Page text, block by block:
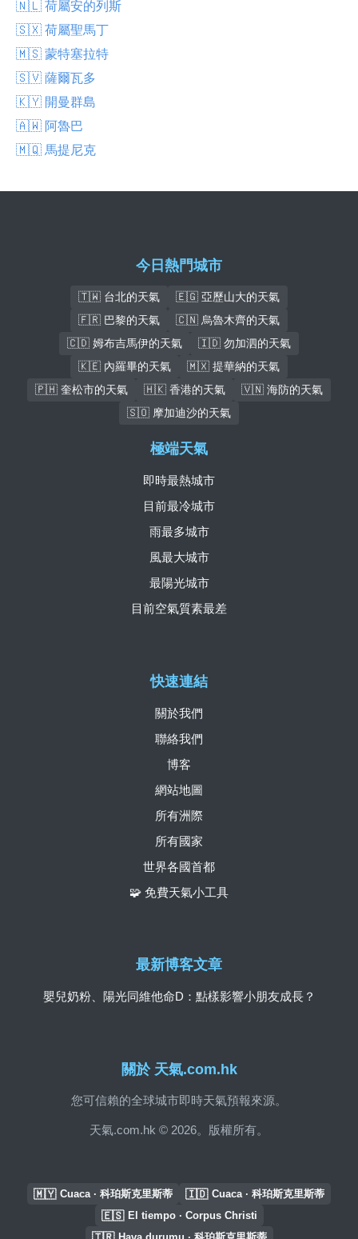
🇳🇱 荷屬安的列斯
🇸🇽 荷屬聖馬丁
🇲🇸 蒙特塞拉特
🇸🇻 薩爾瓦多
🇰🇾 開曼群島
🇦🇼 阿魯巴
🇲🇶 馬提尼克
今日熱門城市
🇹🇼 台北的天氣
🇪🇬 亞歷山大的天氣
🇫🇷 巴黎的天氣
🇨🇳 烏魯木齊的天氣
🇨🇩 姆布吉馬伊的天氣
🇮🇩 勿加泗的天氣
🇰🇪 內羅畢的天氣
🇲🇽 提華納的天氣
🇵🇭 奎松市的天氣
🇭🇰 香港的天氣
🇻🇳 海防的天氣
🇸🇴 摩加迪沙的天氣
關於 天氣.com.hk
您可信賴的全球城市即時天氣預報來源。
天氣.com.hk © 2026。版權所有。
快速連結
關於我們
聯絡我們
博客
網站地圖
所有洲際
所有國家
世界各國首都
🧩 免費天氣小工具
極端天氣
即時最熱城市
目前最冷城市
雨最多城市
風最大城市
最陽光城市
目前空氣質素最差
最新博客文章
嬰兒奶粉、陽光同維他命D：點樣影響小朋友成長？
🇲🇾 Cuaca · 科珀斯克里斯蒂 🇮🇩 Cuaca · 科珀斯克里斯蒂
🇪🇸 El tiempo · Corpus Christi